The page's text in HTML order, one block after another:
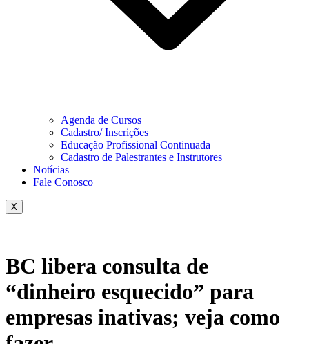
Agenda de Cursos
Cadastro/ Inscrições
Educação Profissional Continuada
Cadastro de Palestrantes e Instrutores
Notícias
Fale Conosco
X
BC libera consulta de
“dinheiro esquecido” para
empresas inativas; veja como